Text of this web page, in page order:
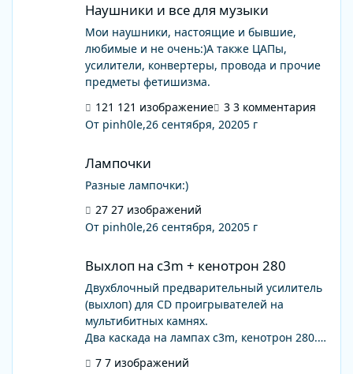
Наушники и все для музыки
Мои наушники, настоящие и бывшие,
любимые и не очень:)А также ЦАПы,
усилители, конвертеры, провода и прочие
предметы фетишизма.
121 изображение
3 комментария
От pinh0le,26 сентября, 20205 г
Лампочки
Разные лампочки:)
27 изображений
От pinh0le,26 сентября, 20205 г
Выхлоп на c3m + кенотрон 280
Двухблочный предварительный усилитель
(выхлоп) для CD проигрывателей на
мультибитных камнях.
Два каскада на лампах c3m, кенотрон 280.
лайнаут Хашимото, силовой Tango.
7 изображений